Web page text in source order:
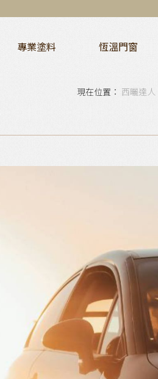
專業塗料 恆溫門窗
西曬達人